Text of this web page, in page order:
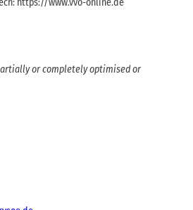
https://www.vvo-online.de
or completely optimised or